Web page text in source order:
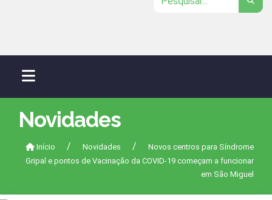
Novidades
Início Novidades
Novos centros para Síndrome
Gripal e pontos de Vacinação da COVID-19 começam a funcionar
em São Miguel